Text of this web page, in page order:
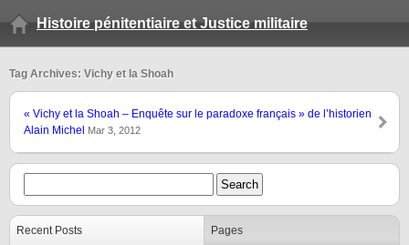
Histoire pénitentiaire et Justice militaire
Tag Archives: Vichy et la Shoah
« Vichy et la Shoah – Enquête sur le paradoxe français » de l’historien
Alain Michel
Mar 3, 2012
Recent Posts Pages